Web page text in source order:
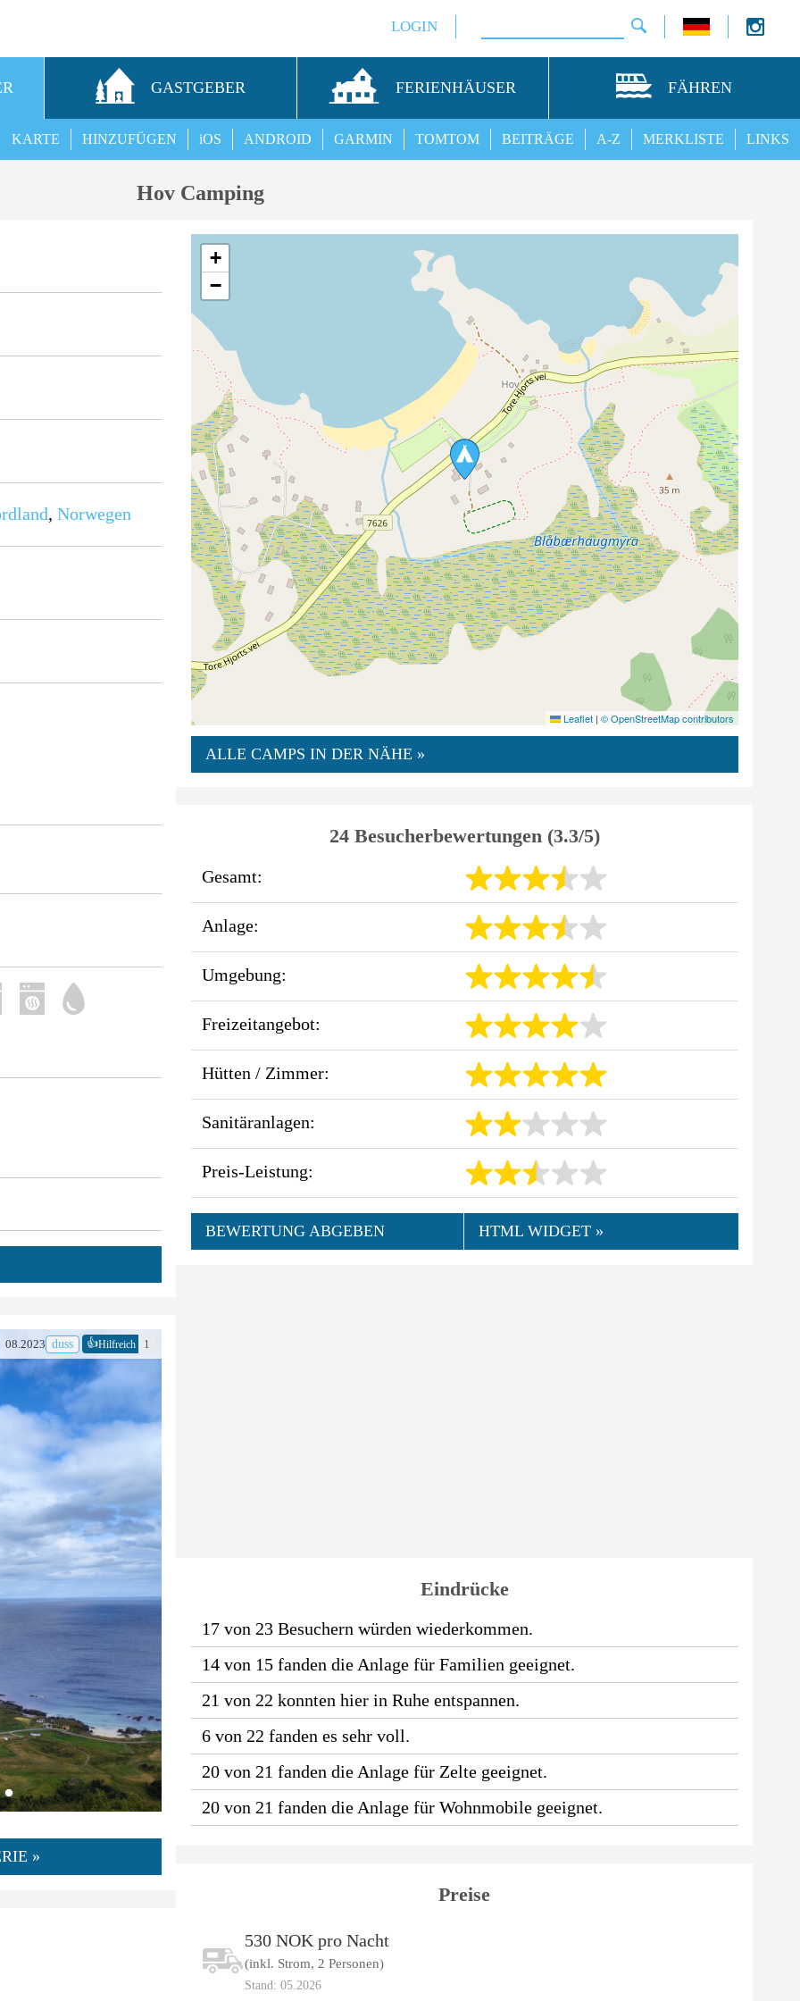
LOGIN
GASTGEBER FERIENHÄUSER FÄHREN
LINKS
MERKLISTE
A-Z
BEITRÄGE
TOMTOM
GARMIN
ANDROID
iOS
HINZUFÜGEN
KARTE
Hov Camping
,Norwegen
08.2023 duss 👍Hilfreich 1
»
+
−
Leaflet | © OpenStreetMap contributors
ALLE CAMPS IN DER NÄHE »
24 Besucherbewertungen (3.3/5)
Gesamt:
Anlage:
Umgebung:
Freizeitangebot:
Hütten / Zimmer:
Sanitäranlagen:
Preis-Leistung:
BEWERTUNG ABGEBEN HTML WIDGET »
Eindrücke
17 von 23 Besuchern würden wiederkommen.
14 von 15 fanden die Anlage für Familien geeignet.
21 von 22 konnten hier in Ruhe entspannen.
6 von 22 fanden es sehr voll.
20 von 21 fanden die Anlage für Zelte geeignet.
20 von 21 fanden die Anlage für Wohnmobile geeignet.
Preise
530 NOK pro Nacht
(inkl. Strom, 2 Personen)
Stand: 05.2026